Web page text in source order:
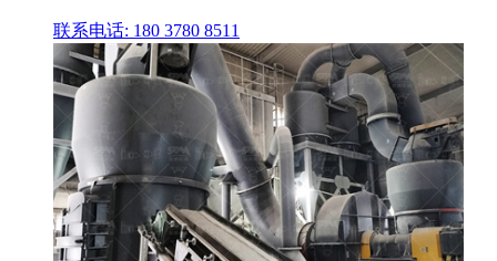
联系电话: 180 3780 8511